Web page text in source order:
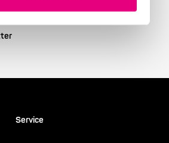
with our Enjoy Jazz.
Service